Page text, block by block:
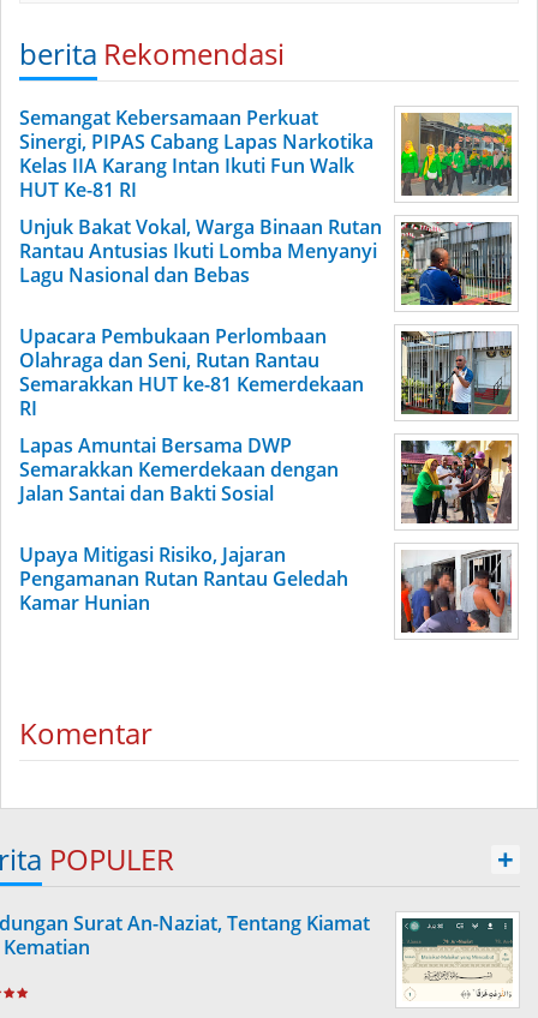
berita Rekomendasi
Semangat Kebersamaan Perkuat
Sinergi, PIPAS Cabang Lapas Narkotika
Kelas IIA Karang Intan Ikuti Fun Walk
HUT Ke-81 RI
Unjuk Bakat Vokal, Warga Binaan Rutan
Rantau Antusias Ikuti Lomba Menyanyi
Lagu Nasional dan Bebas
Upacara Pembukaan Perlombaan
Olahraga dan Seni, Rutan Rantau
Semarakkan HUT ke-81 Kemerdekaan
RI
Lapas Amuntai Bersama DWP
Semarakkan Kemerdekaan dengan
Jalan Santai dan Bakti Sosial
Upaya Mitigasi Risiko, Jajaran
Pengamanan Rutan Rantau Geledah
Kamar Hunian
Komentar
POPULER +
Surat An-Naziat, Tentang Kiamat